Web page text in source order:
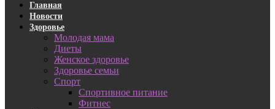
Главная
Новости
Здоровье
Молодая мама
Диеты
Женское здоровье
Здоровье семьи
Спорт
Спортивное питание
Фитнес